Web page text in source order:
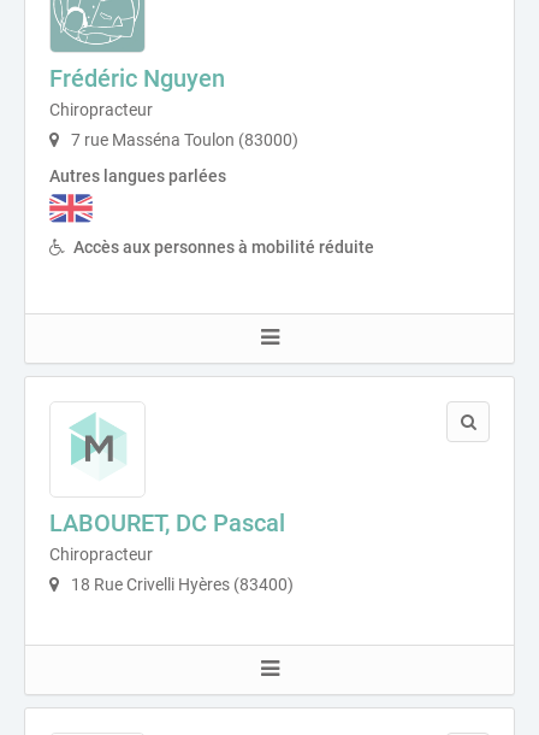
Frédéric Nguyen
Chiropracteur
7 rue Masséna Toulon (83000)
Autres langues parlées
Accès aux personnes à mobilité réduite
LABOURET, DC Pascal
Chiropracteur
18 Rue Crivelli Hyères (83400)